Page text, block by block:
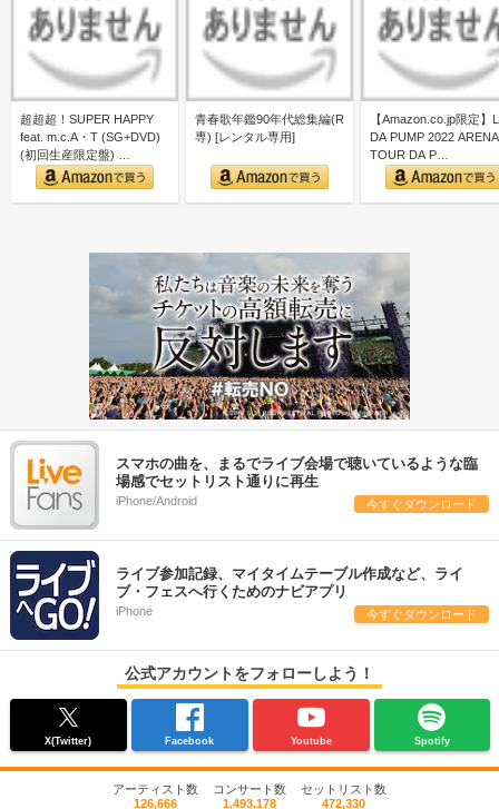
超超超！SUPER HAPPY
feat. m.c.A・T (SG+DVD)
(初回生産限定盤) …
青春歌年鑑90年代総集編(R
専) [レンタル専用]
【Amazon.co.jp限定】
DA PUMP 2022 ARENA
TOUR DA P…
スマホの曲を、まるでライブ会場で聴いているような臨
場感でセットリスト通りに再生
iPhone/Android 今すぐダウンロード
ライブ参加記録、マイタイムテーブル作成など、ライ
ブ・フェスへ行くためのナビアプリ
iPhone 今すぐダウンロード
公式アカウントをフォローしよう！
X(Twitter) Facebook Youtube Spotify
アーティスト数
126,666
コンサート数
1,493,178
セットリスト数
472,330